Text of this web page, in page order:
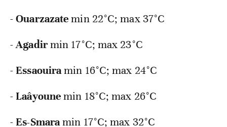
-Ouarzazatemin 22°C; max 37°C
-Agadirmin 17°C; max 23°C
-Essaouiramin 16°C; max 24°C
-Laâyounemin 18°C; max 26°C
-Es-Smaramin 17°C; max 32°C